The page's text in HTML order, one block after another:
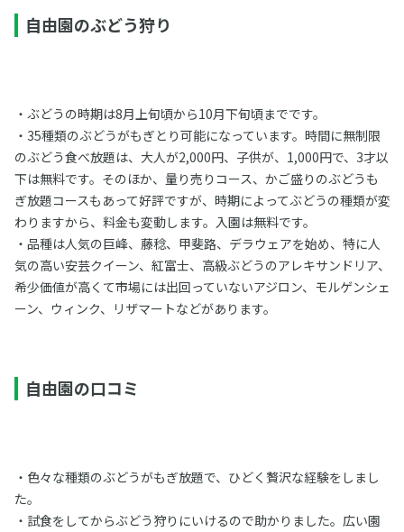
自由園のぶどう狩り
・ぶどうの時期は8月上旬頃から10月下旬頃までです。
・35種類のぶどうがもぎとり可能になっています。時間に無制限
のぶどう食べ放題は、大人が2,000円、子供が、1,000円で、3才以
下は無料です。そのほか、量り売りコース、かご盛りのぶどうも
ぎ放題コースもあって好評ですが、時期によってぶどうの種類が変
わりますから、料金も変動します。入園は無料です。
・品種は人気の巨峰、藤稔、甲斐路、デラウェアを始め、特に人
気の高い安芸クイーン、紅富士、高級ぶどうのアレキサンドリア、
希少価値が高くて市場には出回っていないアジロン、モルゲンシェ
ーン、ウィンク、リザマートなどがあります。
自由園の口コミ
・色々な種類のぶどうがもぎ放題で、ひどく贅沢な経験をしまし
た。
・試食をしてからぶどう狩りにいけるので助かりました。広い園